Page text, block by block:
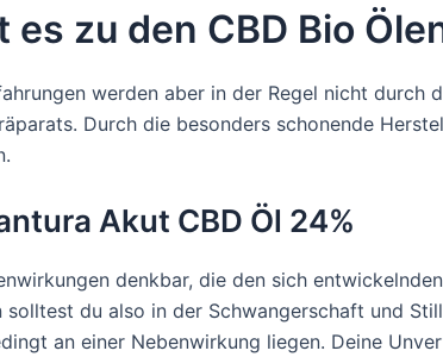
es zu den CBD Bio
werden aber in der Regel nicht durch
Durch die besonders schonende
Akut CBD Öl 24%
denkbar, die den sich entwickelnden
solltest du also in der Schwangerschaft und
an einer Nebenwirkung liegen. Deine